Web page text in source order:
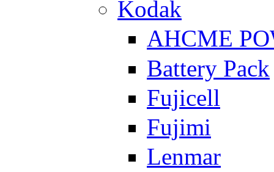
Kodak
AHCME
Battery Pack
Fujicell
Fujimi
Lenmar